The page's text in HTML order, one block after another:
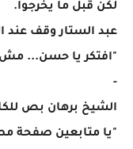
لكن قبل ما يخرجوا.
عبد الستار وقف عند
"افتكر يا حسن...
-
الشيخ برهان بص
"يا متابعين